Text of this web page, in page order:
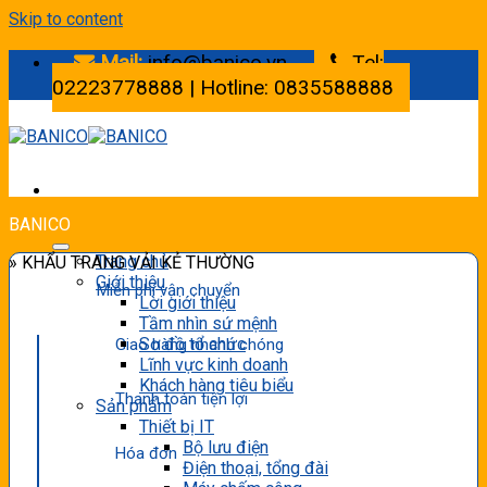
Skip to content
Mail:info@banico.vn
Tel:
02223778888 | Hotline: 0835588888
Trang chủ
Giới thiệu
Lời giới thiệu
Tầm nhìn sứ mệnh
Sơ đồ tổ chức
Lĩnh vực kinh doanh
Khách hàng tiêu biểu
Sản phẩm
Thiết bị IT
Bộ lưu điện
Điện thoại, tổng đài
BANICO
» KHẨU TRANG VẢI KẺ THƯỜNG
Miễn phí vận chuyển
Giao hàng nhanh chóng
Thanh toán tiện lợi
Hóa đơn